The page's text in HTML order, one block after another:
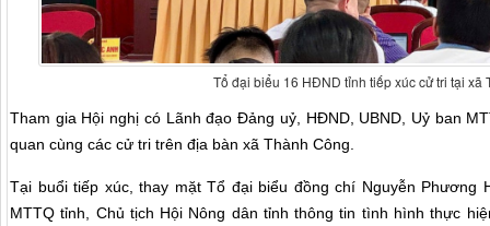
Tổ đại biểu 16 HĐND tỉnh tiếp xúc cử tri tại xã
Tham gia Hội nghị có Lãnh đạo Đảng uỷ, HĐND, UBND, Uỷ ban
quan cùng các cử tri trên địa bàn xã Thành Công.
Tại buổi tiếp xúc, thay mặt Tổ đại biểu đồng chí Nguyễn Phương
MTTQ tỉnh, Chủ tịch Hội Nông dân tỉnh thông tin tình hình thực